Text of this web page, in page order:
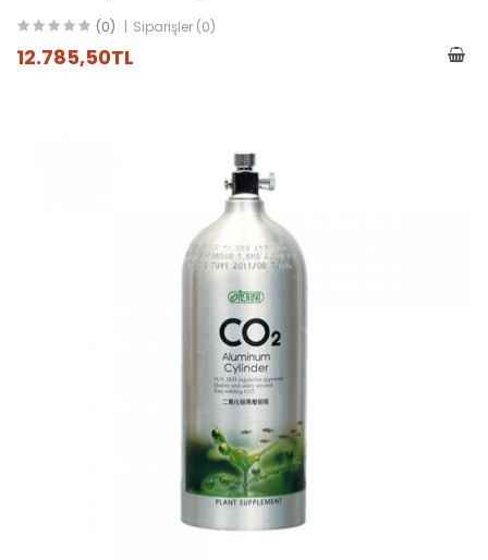
(0) Siparişler (0)
12.785,50TL